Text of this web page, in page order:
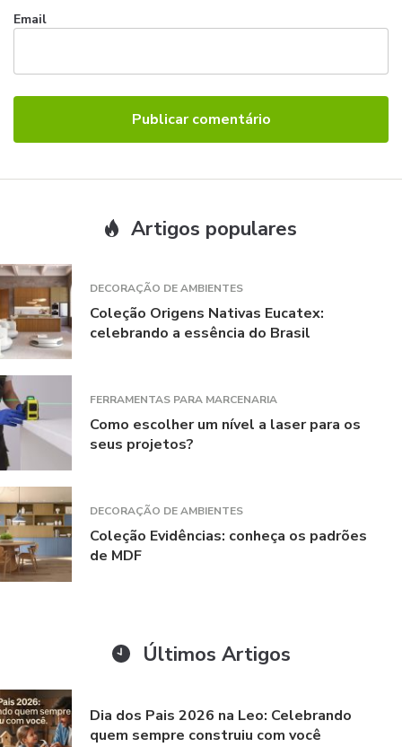
Email
Artigos populares
DECORAÇÃO DE AMBIENTES
Coleção Origens Nativas Eucatex:
celebrando a essência do Brasil
FERRAMENTAS PARA MARCENARIA
Como escolher um nível a laser para os
seus projetos?
DECORAÇÃO DE AMBIENTES
Coleção Evidências: conheça os padrões
de MDF
Últimos Artigos
Dia dos Pais 2026 na Leo: Celebrando
quem sempre construiu com você